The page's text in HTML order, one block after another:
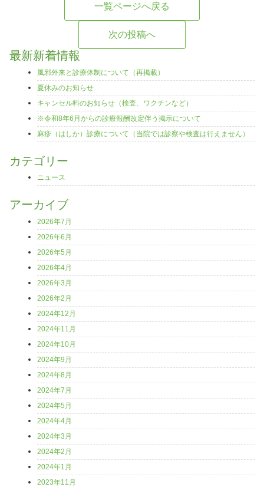
一覧ページへ戻る
次の投稿へ
最新新着情報
風邪外来と診療体制について（再掲載）
夏休みのお知らせ
キャンセル料のお知らせ（検査、ワクチンなど）
※令和8年6月からの診療報酬改定伴う掲示について
麻疹（はしか）診療について（当院では診察や検査は行えません）
カテゴリー
ニュース
アーカイブ
2026年7月
2026年6月
2026年5月
2026年4月
2026年3月
2026年2月
2024年12月
2024年11月
2024年10月
2024年9月
2024年8月
2024年7月
2024年5月
2024年4月
2024年3月
2024年2月
2024年1月
2023年11月